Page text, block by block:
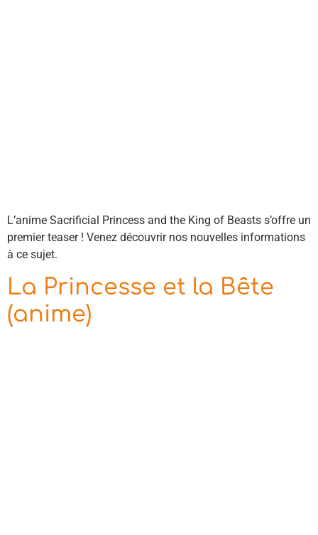
L’anime Sacrificial Princess and the King of Beasts s’offre un
premier teaser ! Venez découvrir nos nouvelles informations
à ce sujet.
La Princesse et la Bête
(anime)